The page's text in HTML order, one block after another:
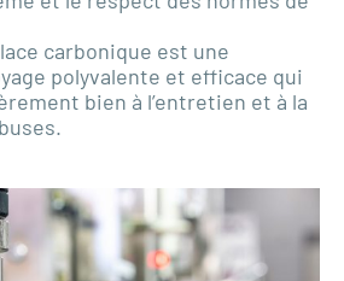
carbonique est une
polyvalente et efficace qui
bien à l’entretien et à la